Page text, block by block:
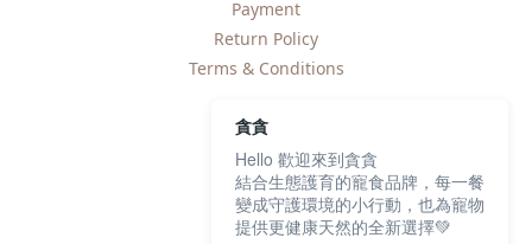
Payment
Return Policy
Terms & Conditions
Contact
貪貪
Hello 歡迎來到貪貪
結合生態護育的寵食品牌，每一餐
變成守護環境的小行動，也為寵物
提供更健康天然的全新選擇💚